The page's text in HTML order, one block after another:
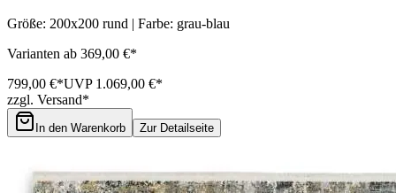
Größe: 200x200 rund | Farbe: grau-blau
Varianten ab 369,00 €*
799,00 €*UVP 1.069,00 €*
zzgl. Versand*
In den Warenkorb Zur Detailseite